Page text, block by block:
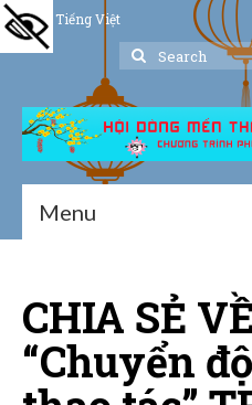
Tiếng Việt
Search
Menu
Giới thiệu
Hoạt động
CHIA SẺ
“Chuyển